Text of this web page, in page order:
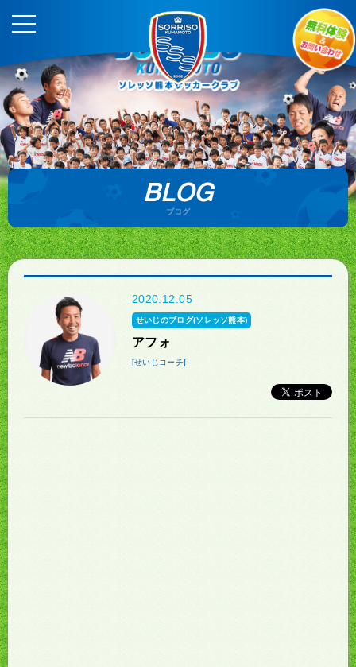
BLOG
ブログ
2020.12.05
せいじのブログ(ソレッソ熊本)
アフォ
[せいじコーチ]